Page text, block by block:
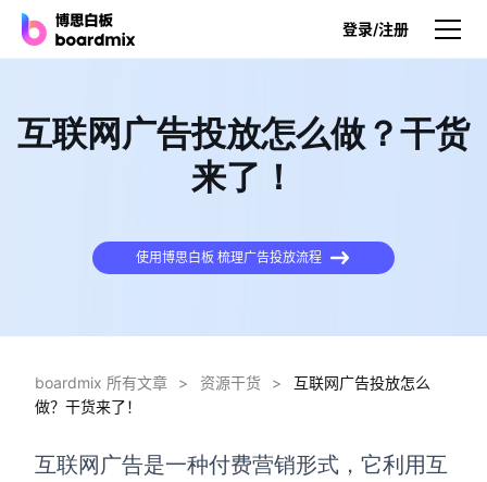
登录/注册
产品
博思白板SDK
博思白板离线版
互联网广告投放怎么做？干货
来了！
使用博思白板 梳理广告投放流程
boardmix 所有文章 > 资源干货 >
互联网广告投放怎么
做？干货来了！
互联网广告是一种付费营销形式，它利用互